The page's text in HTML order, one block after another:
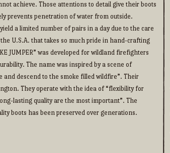
achieve. Those attentions to detail give their boots
prevents penetration of water from outside.
a limited number of pairs in a day due to the care
U.S.A. that takes so much pride in hand-crafting
JUMPER” was developed for wildland firefighters
The name was inspired by a scene of
descend to the smoke filled wildfire”. Their
They operate with the idea of “flexibility for
lasting quality are the most important”. The
boots has been preserved over generations.